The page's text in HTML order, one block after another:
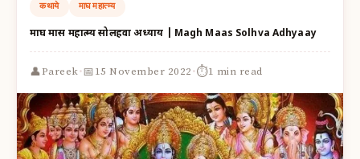
कथाये माघ महात्म्य
माघ मास महात्म्य सोलहवा अध्याय | Magh Maas Solhva Adhyaay
👤Pareek·📅15 November 2022·⏱1 min read